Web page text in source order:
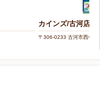
カインズ/古河店
〒306-0233 古河市西牛谷